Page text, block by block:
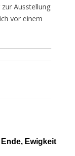
Ausstellung
vor einem
Ewigkeit